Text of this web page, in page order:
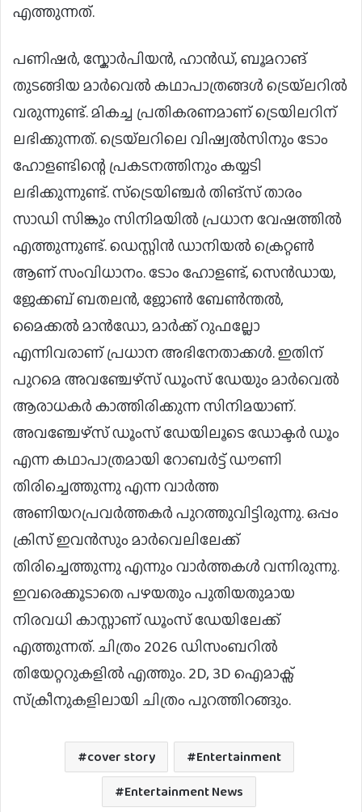
എത്തുന്നത്.
പണിഷർ, സ്കോർപിയൻ, ഹാൻഡ്, ബൂമറാങ്
തുടങ്ങിയ മാർവെൽ കഥാപാത്രങ്ങൾ ട്രെയ്‌ലറിൽ
വരുന്നുണ്ട്. മികച്ച പ്രതികരണമാണ് ട്രെയിലറിന്
ലഭിക്കുന്നത്. ട്രെയ്‌ലറിലെ വിഷ്വൽസിനും ടോം
ഹോളണ്ടിന്റെ പ്രകടനത്തിനും കയ്യടി
ലഭിക്കുന്നുണ്ട്. സ്ട്രെയിഞ്ചർ തിങ്സ് താരം
സാഡി സിങ്കും സിനിമയിൽ പ്രധാന വേഷത്തിൽ
എത്തുന്നുണ്ട്. ഡെസ്റ്റിൻ ഡാനിയൽ ക്രെറ്റൺ
ആണ് സംവിധാനം. ടോം ഹോളണ്ട്, സെൻഡായ,
ജേക്കബ് ബതലൻ, ജോൺ ബേൺന്തൽ,
മൈക്കൽ മാൻഡോ, മാർക്ക് റുഫല്ലോ
എന്നിവരാണ് പ്രധാന അഭിനേതാക്കൾ. ഇതിന്
പുറമെ അവഞ്ചേഴ്‌സ് ഡൂംസ്‌ ഡേയും മാർവെൽ
ആരാധകർ കാത്തിരിക്കുന്ന സിനിമയാണ്.
അവഞ്ചേഴ്‌സ് ഡൂംസ്‌ ഡേയിലൂടെ ഡോക്ടർ ഡൂം
എന്ന കഥാപാത്രമായി റോബർട്ട് ഡൗണി
തിരിച്ചെത്തുന്നു എന്ന വാർത്ത
അണിയറപ്രവർത്തകർ പുറത്തുവിട്ടിരുന്നു. ഒപ്പം
ക്രിസ് ഇവൻസും മാർവെലിലേക്ക്
തിരിച്ചെത്തുന്നു എന്നും വാർത്തകൾ വന്നിരുന്നു.
ഇവരെക്കൂടാതെ പഴയതും പുതിയതുമായ
നിരവധി കാസ്റ്റാണ് ഡൂംസ്‌ ഡേയിലേക്ക്
എത്തുന്നത്. ചിത്രം 2026 ഡിസംബറിൽ
തിയേറ്ററുകളിൽ എത്തും. 2D, 3D ഐമാക്സ്
സ്‌ക്രീനുകളിലായി ചിത്രം പുറത്തിറങ്ങും.
cover story
Entertainment
Entertainment News